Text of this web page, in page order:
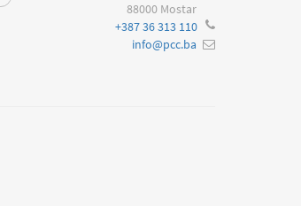
88000 Mostar
+387 36 313 110
info@pcc.ba